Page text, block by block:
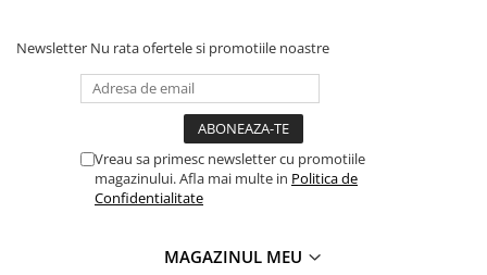
Newsletter Nu rata ofertele si promotiile noastre
Vreau sa primesc newsletter cu promotiile
magazinului. Afla mai multe in Politica de
Confidentialitate
MAGAZINUL MEU